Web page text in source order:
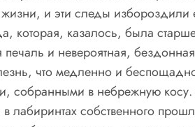
и эти следы
которая, казалось, была
и невероятная,
что медленно и
в небрежную косу.
собственного